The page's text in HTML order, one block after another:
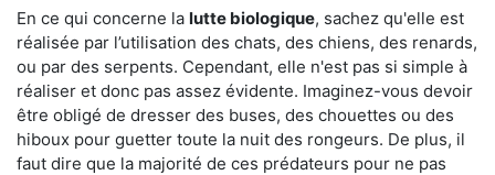
En ce qui concerne la lutte biologique, sachez qu'elle est
réalisée par l’utilisation des chats, des chiens, des renards,
ou par des serpents. Cependant, elle n'est pas si simple à
réaliser et donc pas assez évidente. Imaginez-vous devoir
être obligé de dresser des buses, des chouettes ou des
hiboux pour guetter toute la nuit des rongeurs. De plus, il
faut dire que la majorité de ces prédateurs pour ne pas